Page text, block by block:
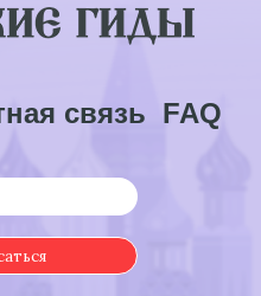
связь FAQ